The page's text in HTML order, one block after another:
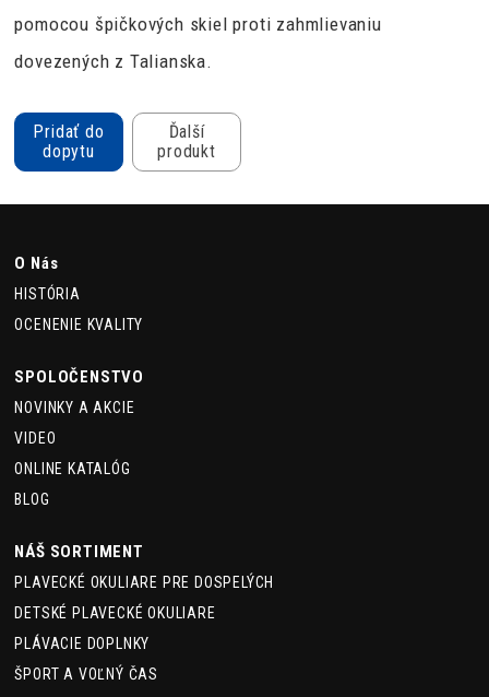
pomocou špičkových skiel proti zahmlievaniu
dovezených z Talianska.
Pridať do
dopytu
Ďalší
produkt
O Nás
HISTÓRIA
OCENENIE KVALITY
SPOLOČENSTVO
NOVINKY A AKCIE
VIDEO
ONLINE KATALÓG
BLOG
NÁŠ SORTIMENT
PLAVECKÉ OKULIARE PRE DOSPELÝCH
DETSKÉ PLAVECKÉ OKULIARE
PLÁVACIE DOPLNKY
ŠPORT A VOĽNÝ ČAS